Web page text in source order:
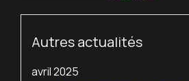
Autres actualités
avril 2025